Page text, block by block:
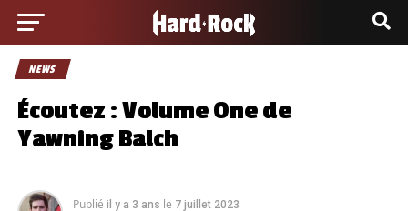
NEWS
Écoutez : Volume One de
Yawning Balch
Publié il y a 3 ans le 7 juillet 2023